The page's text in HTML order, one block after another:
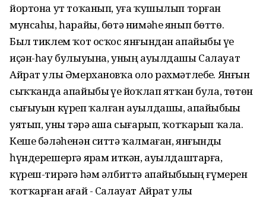
йортона ут тоҡанып, уға ҡушылып торған
мунсаһы, һарайы, бөтә нимәһе янып бөттө.
Был тиклем ҡот осҡос янғындан апайыбыҙ үҙе
иҫән-һау булыуына, уның ауылдашы Салауат
Айрат улы Әмерхановҡа оло рәхмәтлебеҙ. Янғын
сыҡҡанда апайыбыҙ үҙе йоҡлап ятҡан була, төтөн
сығыуын күреп ҡалған ауылдашы, апайыбыҙҙы
уятып, уны тәҙрә аша сығарып, ҡотҡарып ҡала.
Кеше бәләһенән ситтә ҡалмаған, янғынды
һүндерешергә ярҙам иткән, ауылдаштарға,
күреш-тирәгә һәм әлбиттә апайыбыҙҙың ғүмерен
ҡотҡарған ағай - Салауат Айрат улы